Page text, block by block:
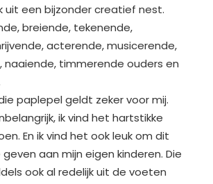
uit een bijzonder creatief nest.
breiende, tekenende,
acterende, musicerende,
naaiende, timmerende ouders en
paplepel geldt zeker voor mij.
ik vind het hartstikke
En ik vind het ook leuk om dit
aan mijn eigen kinderen. Die
ook al redelijk uit de voeten